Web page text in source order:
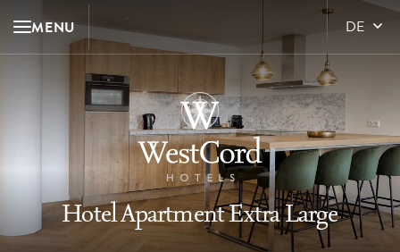
MENU DE
Hotel Apartment Extra Large